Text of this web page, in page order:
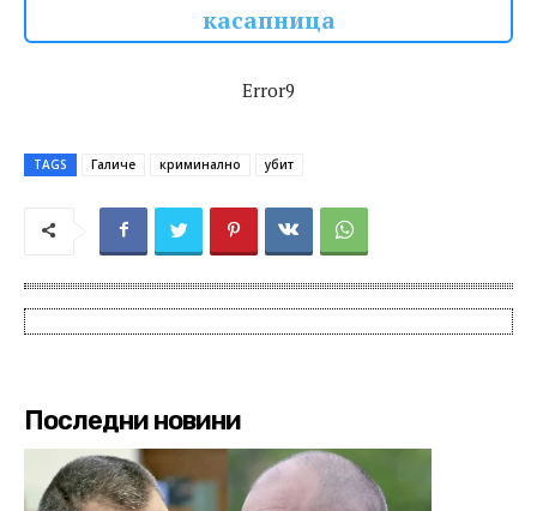
касапница
Error9
TAGS Галиче криминално убит
Последни новини